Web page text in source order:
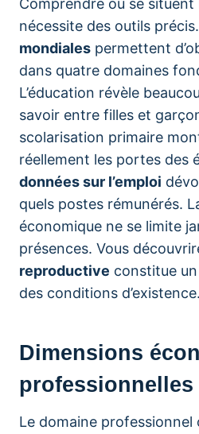
Comprendre où se situent
nécessite des outils précis.
mondiales permettent
dans quatre domaines
L’éducation révèle
savoir entre filles et
scolarisation primaire
réellement les portes des
données sur l’emploi
quels postes rémunérés.
économique ne se limite
présences. Vous
reproductive constitue
des conditions d’existence.
Dimensions
professionnelles
Le domaine